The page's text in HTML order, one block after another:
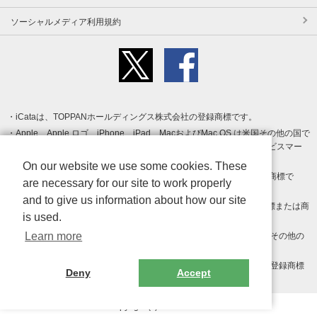
ソーシャルメディア利用規約
iCataは、TOPPANホールディングス株式会社の登録商標です。
Apple、Apple ロゴ、iPhone、iPad、MacおよびMac OS は米国その他の国で
登録された Apple Inc. の商標です。App Store は Apple Inc. のサービスマー
クです。
Android、Google Play および Google Play ロゴ は Google LLC の商標で
す。
Windows は Microsoft Inc.の米国およびその他の国における登録商標または商
標です。
Adobe、Adobe Reader、Adobe PDF は、Adobe Inc.の米国およびその他の
その他、記載されている会社名、商品名、ロゴは各社の商標または登録商標
On our website we use some cookies. These
are necessary for our site to work properly
and to give us information about how our site
is used.
Learn more
Deny Accept